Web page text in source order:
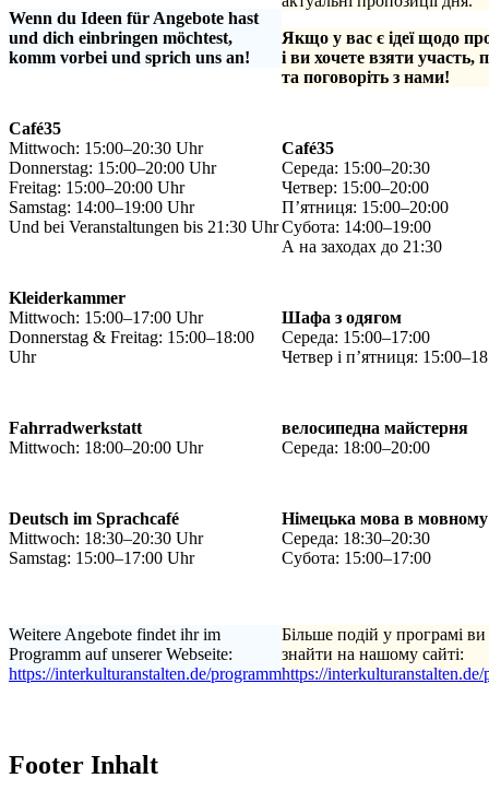
Wenn du Ideen für Angebote hast
und dich einbringen möchtest,
komm vorbei und sprich uns an!
Café35
Mittwoch: 15:00–20:30 Uhr
Donnerstag: 15:00–20:00 Uhr
Freitag: 15:00–20:00 Uhr
Samstag: 14:00–19:00 Uhr
Und bei Veranstaltungen bis 21:30 Uhr
Kleiderkammer
Mittwoch: 15:00–17:00 Uhr
Donnerstag & Freitag: 15:00–18:00
Uhr
Fahrradwerkstatt
Mittwoch: 18:00–20:00 Uhr
Deutsch im Sprachcafé
Mittwoch: 18:30–20:30 Uhr
Samstag: 15:00–17:00 Uhr
Weitere Angebote findet ihr im
Programm auf unserer Webseite:
https://interkulturanstalten.de/programm
Якщо у вас є ідеї щодо
і ви хочете взяти участь,
та поговоріть з нами!
Café35
Середа: 15:00–20:30
Четвер: 15:00–20:00
П’ятниця: 15:00–20:00
Субота: 14:00–19:00
А на заходах до 21:30
Шафа з одягом
Середа: 15:00–17:00
Четвер і п’ятниця:
велосипедна майстерня
Середа: 18:00–20:00
Німецька мова в
Середа: 18:30–20:30
Субота: 15:00–17:00
Більше подій у програмі
знайти на нашому сайті:
https://interkulturanstalten.de/
Footer Inhalt